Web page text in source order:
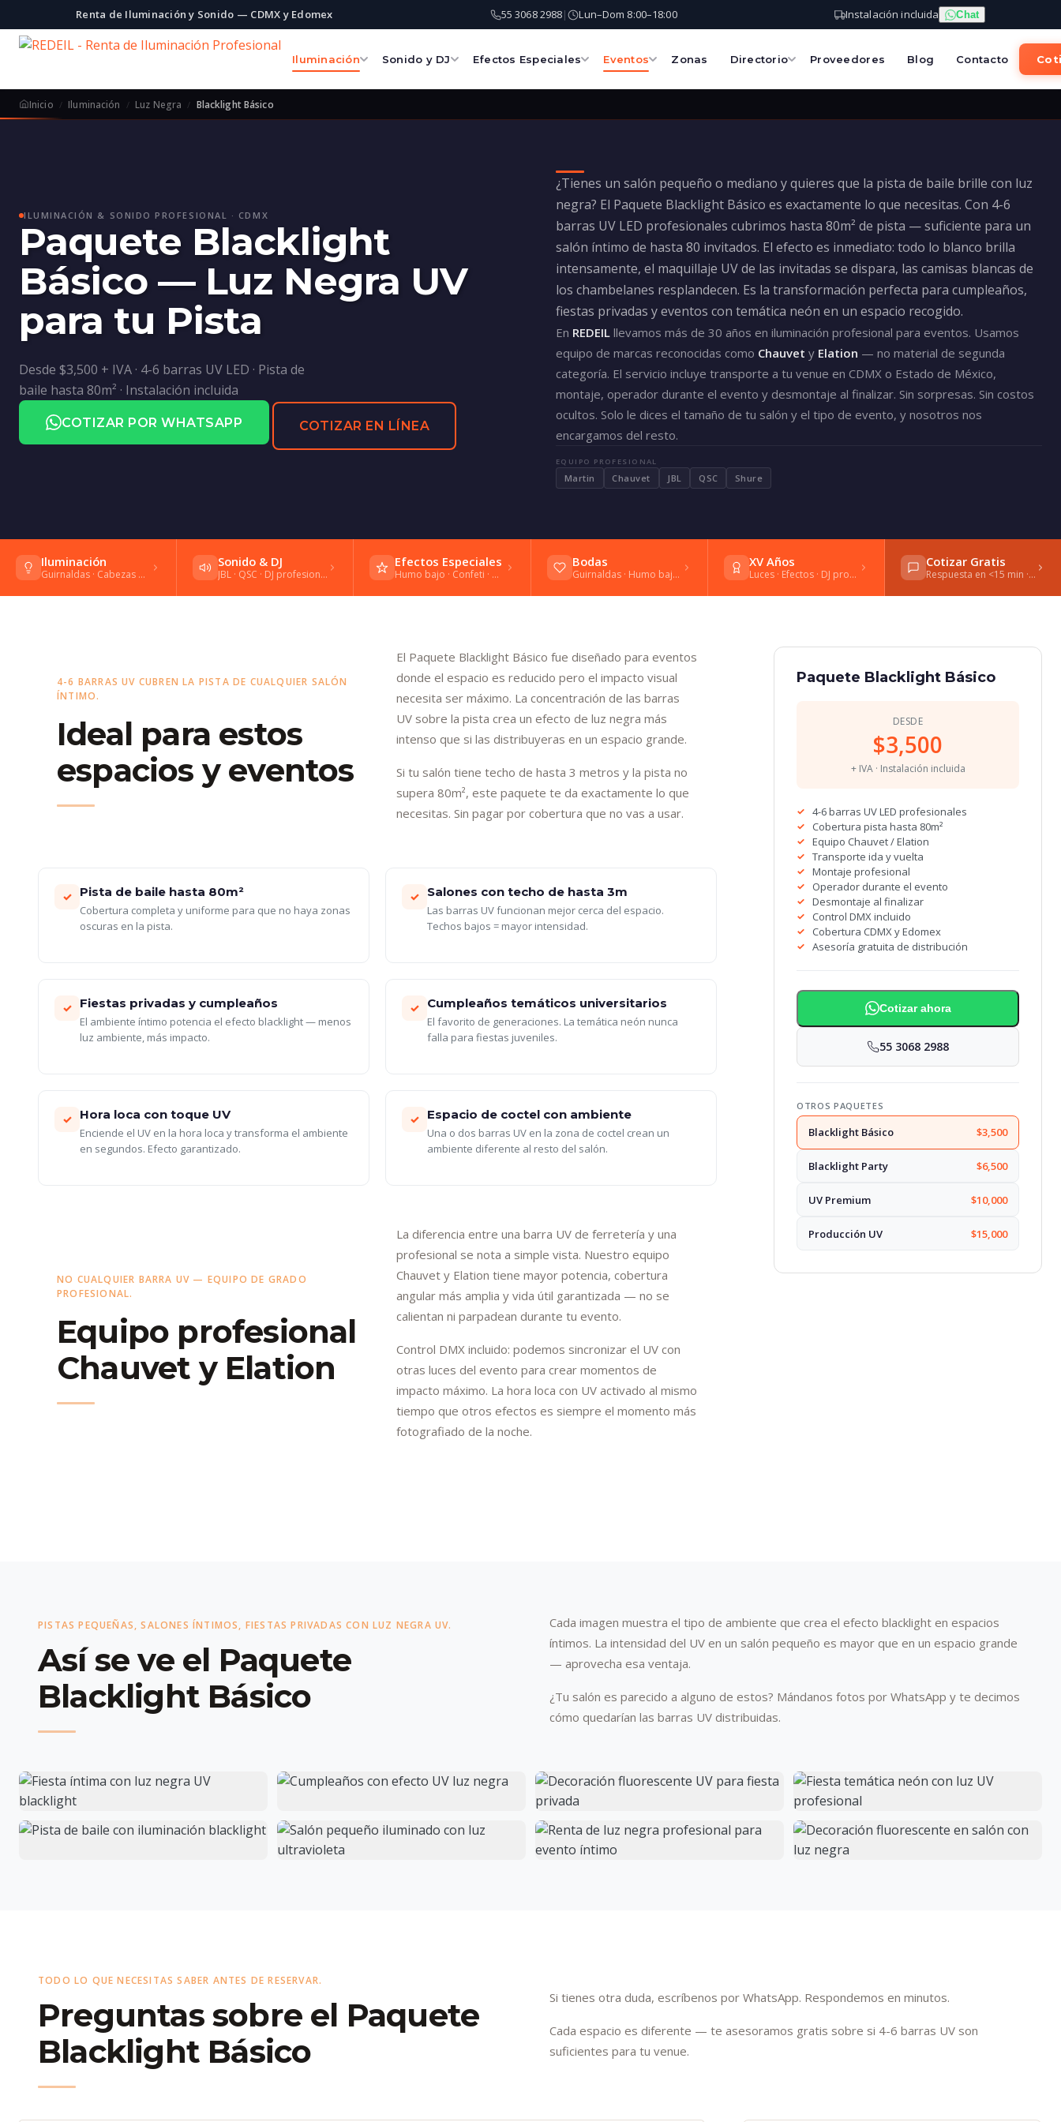
Renta de Iluminación y Sonido — CDMX y Edomex 55 3068 2988| Lun–Dom 8:00–18:00 Instalación incluida Chat
Iluminación Sonido y DJ Efectos Especiales Eventos Zonas Directorio Proveedores Blog Contacto
Inicio Iluminación Luz Negra Blacklight Básico
ILUMINACIÓN & SONIDO PROFESIONAL · CDMX
Paquete Blacklight
Básico — Luz Negra UV
para tu Pista
Desde $3,500 + IVA · 4-6 barras UV LED · Pista de
baile hasta 80m² · Instalación incluida
COTIZAR POR WHATSAPP COTIZAR EN LÍNEA
¿Tienes un salón pequeño o mediano y quieres que la pista de baile brille con luz
negra? El Paquete Blacklight Básico es exactamente lo que necesitas. Con 4-6
barras UV LED profesionales cubrimos hasta 80m² de pista — suficiente para un
salón íntimo de hasta 80 invitados. El efecto es inmediato: todo lo blanco brilla
intensamente, el maquillaje UV de las invitadas se dispara, las camisas blancas de
los chambelanes resplandecen. Es la transformación perfecta para cumpleaños,
fiestas privadas y eventos con temática neón en un espacio recogido.
En REDEIL llevamos más de 30 años en iluminación profesional para eventos. Usamos
equipo de marcas reconocidas como Chauvet y Elation — no material de segunda
categoría. El servicio incluye transporte a tu venue en CDMX o Estado de México,
montaje, operador durante el evento y desmontaje al finalizar. Sin sorpresas. Sin costos
ocultos. Solo le dices el tamaño de tu salón y el tipo de evento, y nosotros nos
encargamos del resto.
EQUIPO PROFESIONAL
Martin Chauvet JBL QSC Shure
Iluminación
Guirnaldas · Cabezas móviles · Gobos
Sonido & DJ
JBL · QSC · DJ profesional · Shure
Efectos Especiales
Humo bajo · Confeti · Bengalas frías
Bodas
Guirnaldas · Humo bajo · Vals
XV Años
Luces · Efectos · DJ profesional
Cotizar Gratis
Respuesta en <15 min · WhatsApp
4-6 BARRAS UV CUBREN LA PISTA DE CUALQUIER SALÓN
ÍNTIMO.
Ideal para estos
espacios y eventos
El Paquete Blacklight Básico fue diseñado para eventos
donde el espacio es reducido pero el impacto visual
necesita ser máximo. La concentración de las barras
UV sobre la pista crea un efecto de luz negra más
intenso que si las distribuyeras en un espacio grande.
Si tu salón tiene techo de hasta 3 metros y la pista no
supera 80m², este paquete te da exactamente lo que
necesitas. Sin pagar por cobertura que no vas a usar.
✓ Pista de baile hasta 80m²
Cobertura completa y uniforme para que no haya zonas
oscuras en la pista.
✓ Salones con techo de hasta 3m
Las barras UV funcionan mejor cerca del espacio.
Techos bajos = mayor intensidad.
✓ Fiestas privadas y cumpleaños
El ambiente íntimo potencia el efecto blacklight — menos
luz ambiente, más impacto.
✓ Cumpleaños temáticos universitarios
El favorito de generaciones. La temática neón nunca
falla para fiestas juveniles.
✓ Hora loca con toque UV
Enciende el UV en la hora loca y transforma el ambiente
en segundos. Efecto garantizado.
✓ Espacio de coctel con ambiente
Una o dos barras UV en la zona de coctel crean un
ambiente diferente al resto del salón.
NO CUALQUIER BARRA UV — EQUIPO DE GRADO
PROFESIONAL.
Equipo profesional
Chauvet y Elation
La diferencia entre una barra UV de ferretería y una
profesional se nota a simple vista. Nuestro equipo
Chauvet y Elation tiene mayor potencia, cobertura
angular más amplia y vida útil garantizada — no se
calientan ni parpadean durante tu evento.
Control DMX incluido: podemos sincronizar el UV con
otras luces del evento para crear momentos de
impacto máximo. La hora loca con UV activado al mismo
tiempo que otros efectos es siempre el momento más
fotografiado de la noche.
Paquete Blacklight Básico
DESDE
$3,500
+ IVA · Instalación incluida
4-6 barras UV LED profesionales
Cobertura pista hasta 80m²
Equipo Chauvet / Elation
Transporte ida y vuelta
Montaje profesional
Operador durante el evento
Desmontaje al finalizar
Control DMX incluido
Cobertura CDMX y Edomex
Asesoría gratuita de distribución
Cotizar ahora
55 3068 2988
OTROS PAQUETES
Blacklight Básico $3,500
Blacklight Party $6,500
UV Premium $10,000
Producción UV $15,000
PISTAS PEQUEÑAS, SALONES ÍNTIMOS, FIESTAS PRIVADAS CON LUZ NEGRA UV.
Así se ve el Paquete
Blacklight Básico
Cada imagen muestra el tipo de ambiente que crea el efecto blacklight en espacios
íntimos. La intensidad del UV en un salón pequeño es mayor que en un espacio grande
— aprovecha esa ventaja.
¿Tu salón es parecido a alguno de estos? Mándanos fotos por WhatsApp y te decimos
cómo quedarían las barras UV distribuidas.
TODO LO QUE NECESITAS SABER ANTES DE RESERVAR.
Preguntas sobre el Paquete
Blacklight Básico
Si tienes otra duda, escríbenos por WhatsApp. Respondemos en minutos.
Cada espacio es diferente — te asesoramos gratis sobre si 4-6 barras UV son
suficientes para tu venue.